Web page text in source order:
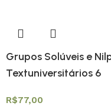
Grupos Solúveis e
Textuniversitários 6
R$77,00